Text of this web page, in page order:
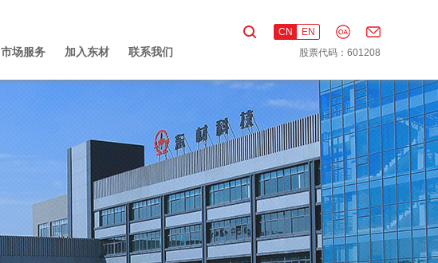
市场服务 加入东材 联系我们
CN
EN
股票代码：601208